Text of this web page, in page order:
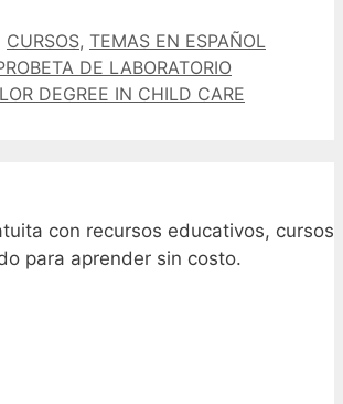
Etiquetas
CURSOS, TEMAS EN ESPAÑOL
DE LABORATORIO
DEGREE IN CHILD CARE
con recursos educativos, cursos
para aprender sin costo.